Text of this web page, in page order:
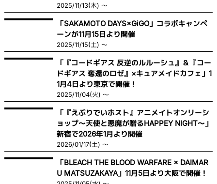
2025/11/13(木) ～
「SAKAMOTO DAYS×GiGO」コラボキャンペ
ーンが11月15日より開催
2025/11/15(土) ～
「『コードギアス 反逆のルルーシュ』＆『コー
ドギアス 奪還のロゼ』×キュアメイドカフェ」1
1月4日より東京で開催！
2025/11/04(火) ～
「『えぶりでいホスト』アニメイトオンリーシ
ョップ〜天使と悪魔が贈るHAPPEY NIGHT〜」
新宿で2026年1月より開催
2026/01/17(土) ～
「BLEACH THE BLOOD WARFARE × DAIMAR
U MATSUZAKAYA」11月5日より大阪で開催！